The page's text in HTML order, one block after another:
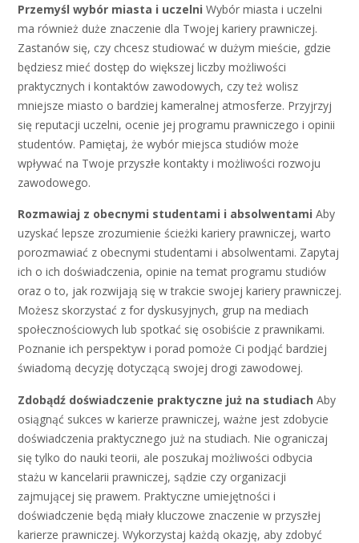
Przemyśl wybór miasta i uczelni Wybór miasta i uczelni
ma również duże znaczenie dla Twojej kariery prawniczej.
Zastanów się, czy chcesz studiować w dużym mieście, gdzie
będziesz mieć dostęp do większej liczby możliwości
praktycznych i kontaktów zawodowych, czy też wolisz
mniejsze miasto o bardziej kameralnej atmosferze. Przyjrzyj
się reputacji uczelni, ocenie jej programu prawniczego i opinii
studentów. Pamiętaj, że wybór miejsca studiów może
wpływać na Twoje przyszłe kontakty i możliwości rozwoju
zawodowego.
Rozmawiaj z obecnymi studentami i absolwentami Aby
uzyskać lepsze zrozumienie ścieżki kariery prawniczej, warto
porozmawiać z obecnymi studentami i absolwentami. Zapytaj
ich o ich doświadczenia, opinie na temat programu studiów
oraz o to, jak rozwijają się w trakcie swojej kariery prawniczej.
Możesz skorzystać z for dyskusyjnych, grup na mediach
społecznościowych lub spotkać się osobiście z prawnikami.
Poznanie ich perspektyw i porad pomoże Ci podjąć bardziej
świadomą decyzję dotyczącą swojej drogi zawodowej.
Zdobądź doświadczenie praktyczne już na studiach Aby
osiągnąć sukces w karierze prawniczej, ważne jest zdobycie
doświadczenia praktycznego już na studiach. Nie ograniczaj
się tylko do nauki teorii, ale poszukaj możliwości odbycia
stażu w kancelarii prawniczej, sądzie czy organizacji
zajmującej się prawem. Praktyczne umiejętności i
doświadczenie będą miały kluczowe znaczenie w przyszłej
karierze prawniczej. Wykorzystaj każdą okazję, aby zdobyć